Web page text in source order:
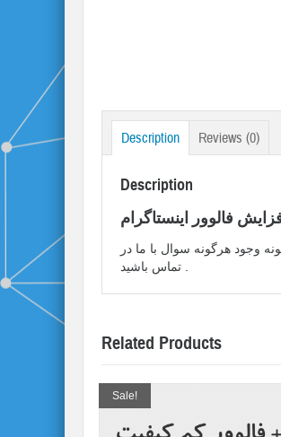
Description Reviews (0)
Description
فالوور اینستاگرام
وجود هرگونه سوال با ما در
Related Products
Sale!